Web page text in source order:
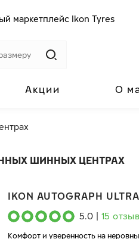
маркетплейс Ikon Tyres
Акции О
ШИННЫХ ЦЕНТРАХ
IKON AUTOGRAPH
5.0 15
Комфорт и уверенность на